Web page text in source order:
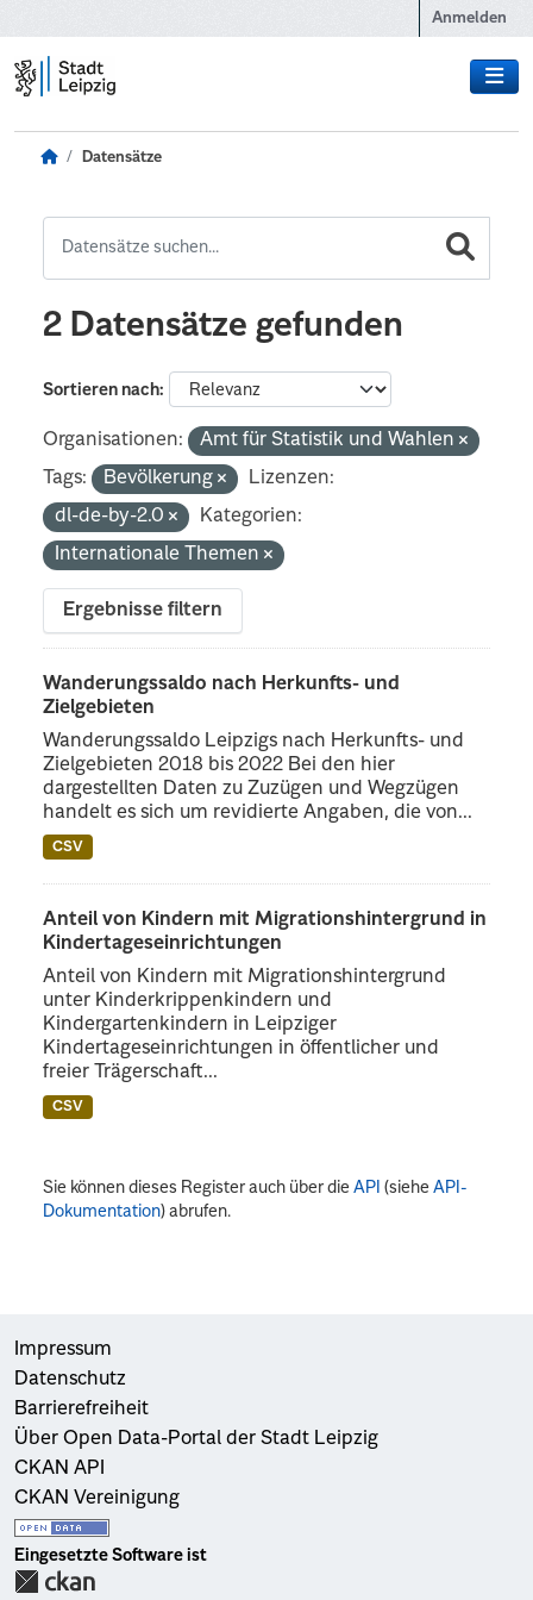
Anmelden
Datensätze
2 Datensätze gefunden
Sortieren nach
Organisationen:
Amt für Statistik und Wahlen
Tags:
Bevölkerung
Lizenzen:
dl-de-by-2.0
Kategorien:
Internationale Themen
Ergebnisse filtern
Wanderungssaldo nach Herkunfts- und
Zielgebieten
Wanderungssaldo Leipzigs nach Herkunfts- und
Zielgebieten 2018 bis 2022 Bei den hier
dargestellten Daten zu Zuzügen und Wegzügen
handelt es sich um revidierte Angaben, die von...
CSV
Anteil von Kindern mit Migrationshintergrund in
Kindertageseinrichtungen
Anteil von Kindern mit Migrationshintergrund
unter Kinderkrippenkindern und
Kindergartenkindern in Leipziger
Kindertageseinrichtungen in öffentlicher und
freier Trägerschaft...
CSV
Sie können dieses Register auch über dieAPI (sieheAPI-
Dokumentation) abrufen.
Impressum
Datenschutz
Barrierefreiheit
Über Open Data-Portal der Stadt Leipzig
CKAN API
CKAN Vereinigung
Eingesetzte Software ist